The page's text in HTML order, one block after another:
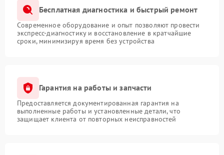
Бесплатная диагностика и быстрый ремонт
Современное оборудование и опыт позволяют провести
экспресс-диагностику и восстановление в кратчайшие
сроки, минимизируя время без устройства
Гарантия на работы и запчасти
Предоставляется документированная гарантия на
выполненные работы и установленные детали, что
защищает клиента от повторных неисправностей